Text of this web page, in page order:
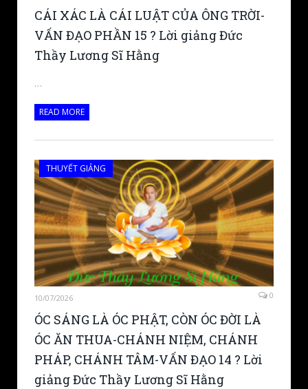
CÁI XÁC LÀ CÁI LUẬT CỦA ÔNG TRỜI-
VẤN ĐẠO PHẦN 15 ? Lời giảng Đức
Thầy Lương Sĩ Hằng
…
READ MORE
THUYẾT GIẢNG
10/07/2026 0
ÓC SÁNG LÀ ÓC PHẬT, CÒN ÓC ĐỜI LÀ
ÓC ĂN THUA-CHÁNH NIỆM, CHÁNH
PHÁP, CHÁNH TÂM-VẤN ĐẠO 14 ? Lời
giảng Đức Thầy Lương Sĩ Hằng